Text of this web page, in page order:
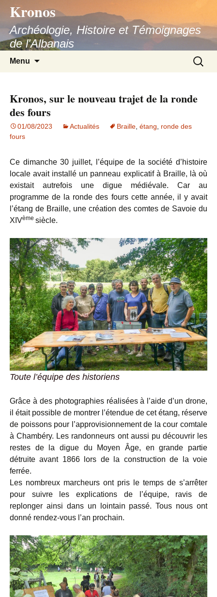
contenu
Kronos
Archéologie, Histoire et Témoignages
de l'Albanais
Menu
Kronos, sur le nouveau trajet de la ronde
des fours
01/08/2023 Actualités Braille étang
ronde des
fours
Ce dimanche 30 juillet, l’équipe de la société d’histoire
locale avait installé un panneau explicatif à Braille, là où
existait autrefois une digue médiévale. Car au
programme de la ronde des fours cette année, il y avait
l’étang de Braille, une création des comtes de Savoie du
XIVème siècle.
Toute l’équipe des historiens
Grâce à des photographies réalisées à l’aide d’un drone,
il était possible de montrer l’étendue de cet étang, réserve
de poissons pour l’approvisionnement de la cour comtale
à Chambéry. Les randonneurs ont aussi pu découvrir les
restes de la digue du Moyen Âge, en grande partie
détruite avant 1866 lors de la construction de la voie
ferrée.
Les nombreux marcheurs ont pris le temps de s’arrêter
pour suivre les explications de l’équipe, ravis de
replonger ainsi dans un lointain passé. Tous nous ont
donné rendez-vous l’an prochain.